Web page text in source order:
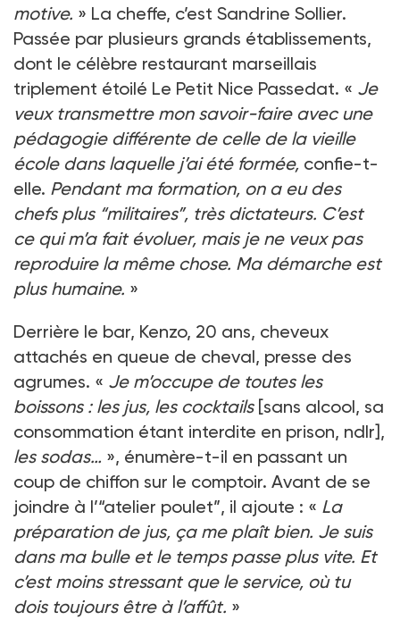
motive. » La cheffe, c’est Sandrine Sollier.
Passée par plusieurs grands établissements,
dont le célèbre restaurant marseillais
triplement étoilé Le Petit Nice Passedat. « Je
veux transmettre mon savoir-faire avec une
pédagogie différente de celle de la vieille
école dans laquelle j’ai été formée, confie-t-
elle. Pendant ma formation, on a eu des
chefs plus “militaires”, très dictateurs. C’est
ce qui m’a fait évoluer, mais je ne veux pas
reproduire la même chose. Ma démarche est
plus humaine. »
Derrière le bar, Kenzo, 20 ans, cheveux
attachés en queue de cheval, presse des
agrumes. « Je m’occupe de toutes les
boissons : les jus, les cocktails[sans alcool, sa
consommation étant interdite en prison, ndlr],
les sodas… », énumère-t-il en passant un
coup de chiffon sur le comptoir. Avant de se
joindre à l’“atelier poulet”, il ajoute : « La
préparation de jus, ça me plaît bien. Je suis
dans ma bulle et le temps passe plus vite. Et
c’est moins stressant que le service, où tu
dois toujours être à l’affût. »